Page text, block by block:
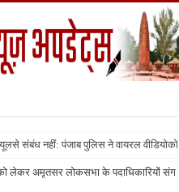
संबंध नहीं: पंजाब पुलिस ने वायरल वीडियोको
लेकर अमृतसर लोकसभा के पदाधिकारियों संग